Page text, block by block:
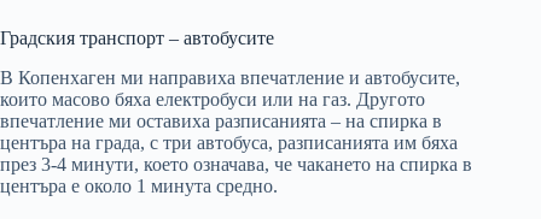
Градския транспорт – автобусите
В Копенхаген ми направиха впечатление и автобусите,
които масово бяха електробуси или на газ. Другото
впечатление ми оставиха разписанията – на спирка в
центъра на града, с три автобуса, разписанията им бяха
през 3-4 минути, което означава, че чакането на спирка в
центъра е около 1 минута средно.